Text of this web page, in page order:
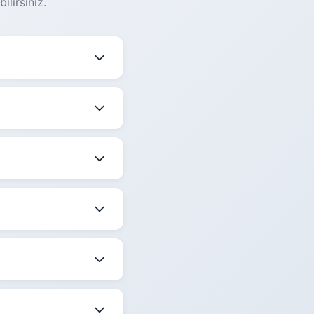
Güncel fiyatları
ortalama4-
en uygun saati